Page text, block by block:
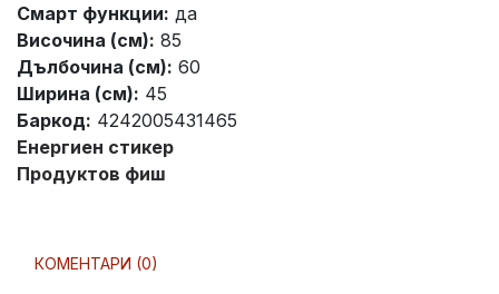
Смарт функции: да
Височина (см): 85
Дълбочина (см): 60
Ширина (см): 45
Баркод: 4242005431465
Енергиен стикер
Продуктов фиш
КОМЕНТАРИ (0)